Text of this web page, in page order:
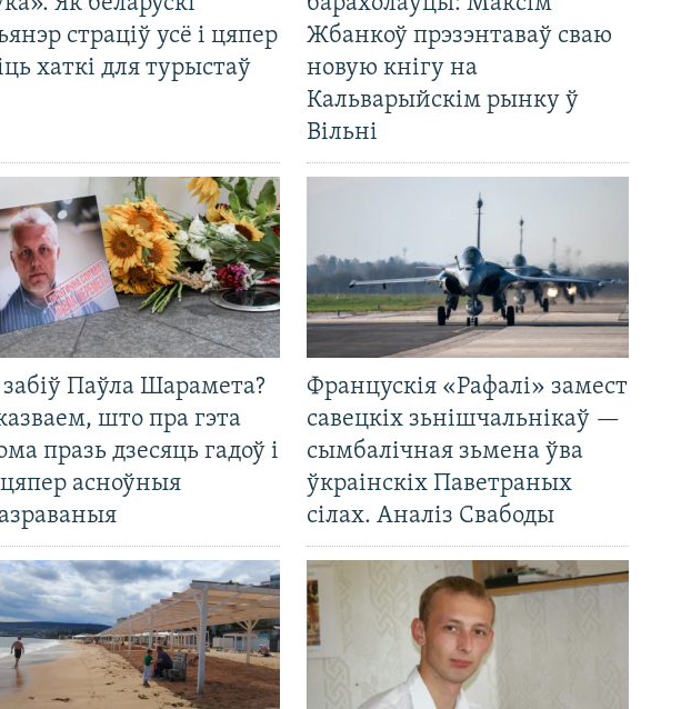
страціў усё і цяпер
хаткі для турыстаў
Жбанкоў прэзэнтаваў сваю
новую кнігу на
Кальварыйскім рынку ў
Вільні
Паўла Шарамета?
што пра гэта
празь дзесяць гадоў і
асноўныя
Францускія «Рафалі» замест
савецкіх зьнішчальнікаў —
сымбалічная зьмена ўва
ўкраінскіх Паветраных
сілах. Аналіз Свабоды